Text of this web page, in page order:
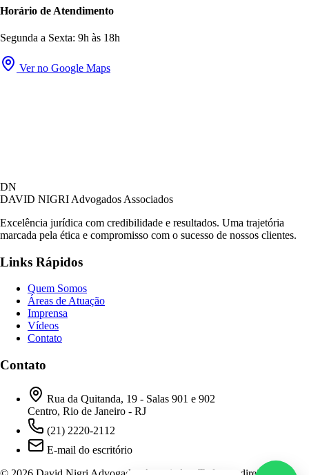
Horário de Atendimento
Segunda a Sexta: 9h às 18h
Ver no Google Maps
DN
DAVID NIGRI Advogados Associados
Excelência jurídica com credibilidade e resultados. Uma trajetória
marcada pela ética e compromisso com o sucesso de nossos clientes.
Links Rápidos
Quem Somos
Áreas de Atuação
Imprensa
Vídeos
Contato
Contato
Rua da Quitanda, 19 - Salas 901 e 902
Centro, Rio de Janeiro - RJ
(21) 2220-2112
E-mail do escritório
Online agora
Para que possamos ajudá-lo, por favor, informe
como deseja falar com nossa equipe.
Prefiro ser respondido por: